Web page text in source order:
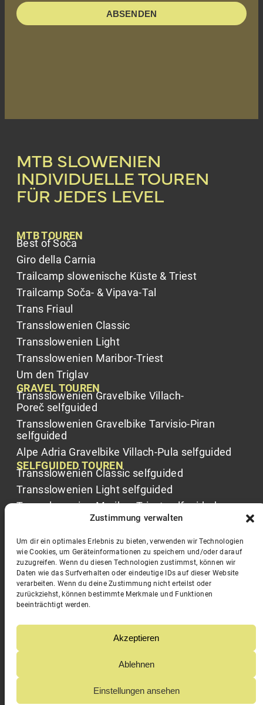
Zustimmung verwalten
Um dir ein optimales Erlebnis zu bieten, verwenden wir Technologien
wie Cookies, um Geräteinformationen zu speichern und/oder darauf
zuzugreifen. Wenn du diesen Technologien zustimmst, können wir
Daten wie das Surfverhalten oder eindeutige IDs auf dieser Website
verarbeiten. Wenn du deine Zustimmung nicht erteilst oder
zurückziehst, können bestimmte Merkmale und Funktionen
beeinträchtigt werden.
Akzeptieren
Ablehnen
Einstellungen ansehen
ABSENDEN
MTB SLOWENIEN
INDIVIDUELLE TOUREN
FÜR JEDES LEVEL
MTB TOUREN
Best of Soča
Giro della Carnia
Trailcamp slowenische Küste & Triest
Trailcamp Soča- & Vipava-Tal
Trans Friaul
Transslowenien Classic
Transslowenien Light
Transslowenien Maribor-Triest
Um den Triglav
GRAVEL TOUREN
Transslowenien Gravelbike Villach-
Poreč selfguided
Transslowenien Gravelbike Tarvisio-Piran
selfguided
Alpe Adria Gravelbike Villach-Pula selfguided
SELFGUIDED TOUREN
Transslowenien Classic selfguided
Transslowenien Light selfguided
Transslowenien Maribor-Triest selfguided
Trans Friaul selfguided
Best of Soča selfguided
Um den Triglav selfguided
KONTAKT
BUCH
©2026 MTB SLOWENIEN
IMPRESSUM|DATENSCHUTZ|